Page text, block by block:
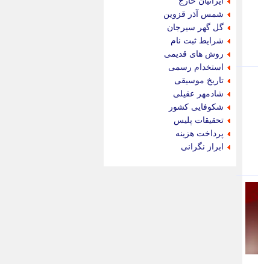
شمس آذر قزوین
گل گهر سیرجان
شرایط ثبت نام
روش های قدیمی
استخدام رسمی
تاریخ موسیقی
شادمهر عقیلی
شکوفایی کشور
تحقیقات پلیس
پرداخت هزینه
ابراز نگرانی